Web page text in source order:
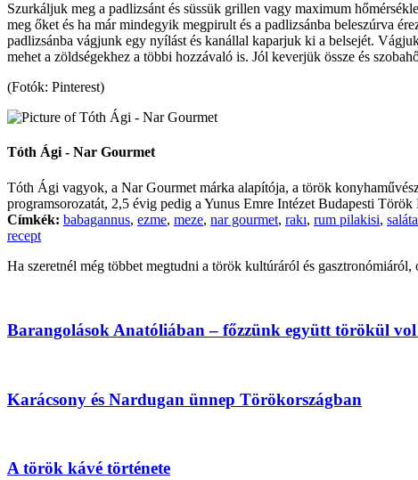
Szurkáljuk meg a padlizsánt és süssük grillen vagy maximum
meg őket és ha már mindegyik megpirult és a padlizsánba beleszúrva
padlizsánba vágjunk egy nyílást és kanállal kaparjuk ki a belsejét.
mehet a zöldségekhez a többi hozzávaló is. Jól keverjük össze és
(Fotók: Pinterest)
Tóth Ági - Nar Gourmet
Tóth Ági vagyok, a Nar Gourmet márka alapítója, a török
programsorozatát, 2,5 évig pedig a Yunus Emre Intézet Budapesti
Címkék: babagannus, ezme, meze, nar gourmet, rakı, rum pilakisi,
recept
Ha szeretnél még többet megtudni a török kultúráról és
Barangolások Anatóliában – főzzünk együtt törökül vol
Karácsony és Nardugan ünnep Törökországban
A török kávé története